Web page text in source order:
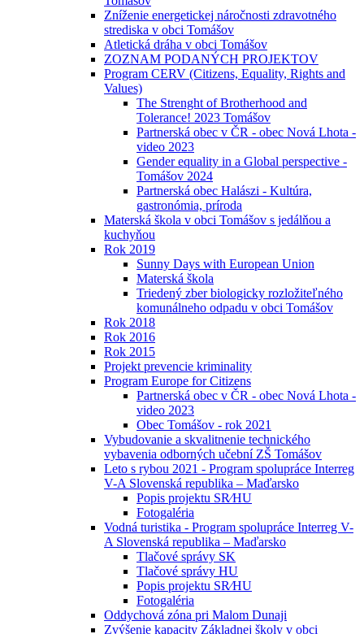
Zníženie energetickej náročnosti zdravotného
strediska v obci Tomášov
Atletická dráha v obci Tomášov
ZOZNAM PODANÝCH PROJEKTOV
Program CERV (Citizens, Equality, Rights and
Values)
The Strenght of Brotherhood and
Tolerance! 2023 Tomášov
Partnerská obec v ČR - obec Nová Lhota -
video 2023
Gender equality in a Global perspective -
Tomášov 2024
Partnerská obec Halászi - Kultúra,
gastronómia, príroda
Materská škola v obci Tomášov s jedálňou a
kuchyňou
Rok 2019
Sunny Days with European Union
Materská škola
Triedený zber biologicky rozložiteľného
komunálneho odpadu v obci Tomášov
Rok 2018
Rok 2016
Rok 2015
Projekt prevencie kriminality
Program Europe for Citizens
Partnerská obec v ČR - obec Nová Lhota -
video 2023
Obec Tomášov - rok 2021
Vybudovanie a skvalitnenie technického
vybavenia odborných učební ZŠ Tomášov
Leto s rybou 2021 - Program spolupráce Interreg
V-A Slovenská republika – Maďarsko
Popis projektu SR⁄HU
Fotogaléria
Vodná turistika - Program spolupráce Interreg V-
A Slovenská republika – Maďarsko
Tlačové správy SK
Tlačové správy HU
Popis projektu SR⁄HU
Fotogaléria
Oddychová zóna pri Malom Dunaji
Zvýšenie kapacity Základnej školy v obci